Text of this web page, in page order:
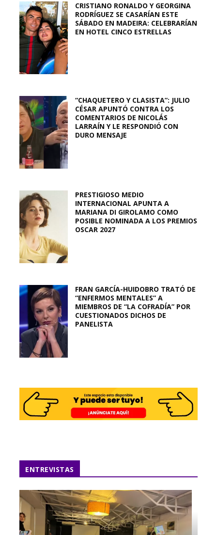
CRISTIANO RONALDO Y GEORGINA
RODRÍGUEZ SE CASARÍAN ESTE
SÁBADO EN MADEIRA: CELEBRARÍAN
EN HOTEL CINCO ESTRELLAS
“CHAQUETERO Y CLASISTA”: JULIO
CÉSAR APUNTÓ CONTRA LOS
COMENTARIOS DE NICOLÁS
LARRAÍN Y LE RESPONDIÓ CON
DURO MENSAJE
PRESTIGIOSO MEDIO
INTERNACIONAL APUNTA A
MARIANA DI GIROLAMO COMO
POSIBLE NOMINADA A LOS PREMIOS
OSCAR 2027
FRAN GARCÍA-HUIDOBRO TRATÓ DE
“ENFERMOS MENTALES” A
MIEMBROS DE “LA COFRADÍA” POR
CUESTIONADOS DICHOS DE
PANELISTA
ENTREVISTAS